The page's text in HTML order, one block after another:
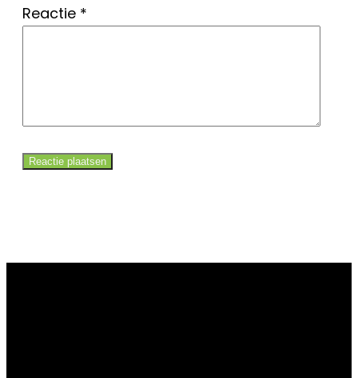
Reactie *